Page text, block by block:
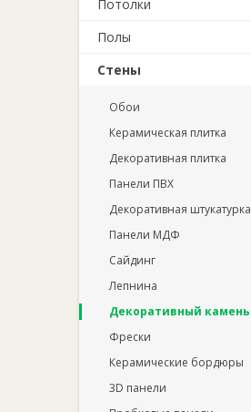
Потолки
Полы
Стены
Обои
Керамическая плитка
Декоративная плитка
Панели ПВХ
Декоративная штукатурка
Панели МДФ
Сайдинг
Лепнина
Декоративный камень
Фрески
Керамические бордюры
3D панели